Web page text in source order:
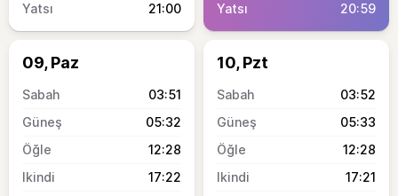
21:00
20:59
09, Paz
03:51
05:32
12:28
17:22
10, Pzt
03:52
05:33
12:28
17:21